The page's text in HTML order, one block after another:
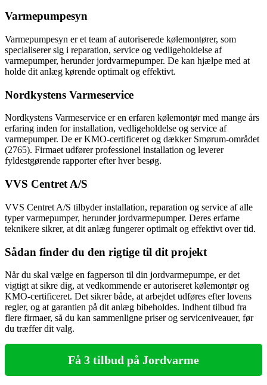
Varmepumpesyn
Varmepumpesyn er et team af autoriserede kølemontører, som
specialiserer sig i reparation, service og vedligeholdelse af
varmepumper, herunder jordvarmepumper. De kan hjælpe med at
holde dit anlæg kørende optimalt og effektivt.
Nordkystens Varmeservice
Nordkystens Varmeservice er en erfaren kølemontør med mange års
erfaring inden for installation, vedligeholdelse og service af
varmepumper. De er KMO-certificeret og dækker Smørum-området
(2765). Firmaet udfører professionel installation og leverer
fyldestgørende rapporter efter hver besøg.
VVS Centret A/S
VVS Centret A/S tilbyder installation, reparation og service af alle
typer varmepumper, herunder jordvarmepumper. Deres erfarne
teknikere sikrer, at dit anlæg fungerer optimalt og effektivt over tid.
Sådan finder du den rigtige til dit projekt
Når du skal vælge en fagperson til din jordvarmepumpe, er det
vigtigt at sikre dig, at vedkommende er autoriseret kølemontør og
KMO-certificeret. Det sikrer både, at arbejdet udføres efter lovens
regler, og at garantien på dit anlæg bibeholdes. Indhent tilbud fra
flere firmaer, så du kan sammenligne priser og serviceniveauer, før
du træffer dit valg.
Få 3 tilbud på Jordvarme